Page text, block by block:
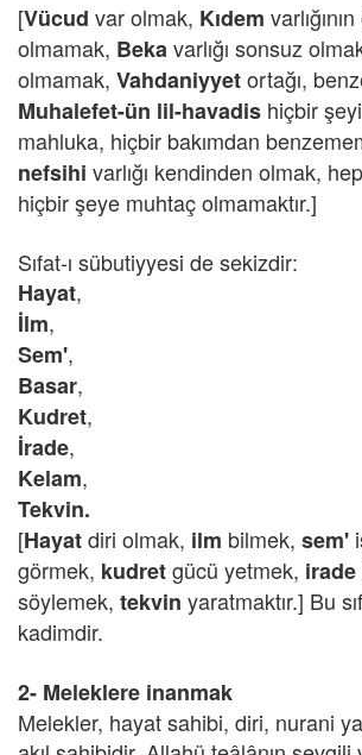
[Vücud var olmak, Kıdem
olmamak, Bekavarlığı sonsuz
olmamak, Vahdaniyyetortağı,
Muhalefet-ün lil-havadis hiçbir
mahluka, hiçbir bakımdan
nefsihi varlığı kendinden olmak,
hiçbir şeye muhtaç olmamaktır.]
Sıfat-ı sübutiyyesi de sekizdir:
Hayat,
İlm,
Sem',
Basar,
Kudret,
İrade,
Kelam,
Tekvin.
[Hayatdiri olmak, ilm bilmek, sem'
görmek, kudretgücü yetmek, irade
söylemek, tekvin yaratmaktır.] Bu
kadimdir.
2- Meleklere inanmak
Melekler, hayat sahibi, diri, nurani